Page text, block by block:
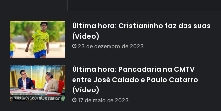
Última hora: Cristianinho faz das suas
(Video)
23 de dezembro de 2023
Última hora: Pancadaria na CMTV
entre José Calado e Paulo Catarro
(Vídeo)
17 de maio de 2023